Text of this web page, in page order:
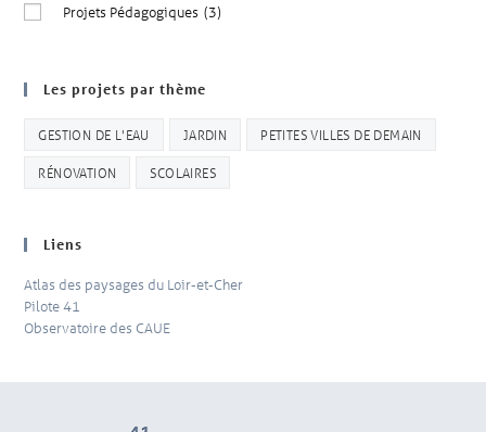
Projets Pédagogiques (3)
Les projets par thème
GESTION DE L'EAU JARDIN PETITES VILLES DE DEMAIN
RÉNOVATION SCOLAIRES
Liens
Atlas des paysages du Loir-et-Cher
Pilote 41
Observatoire des CAUE